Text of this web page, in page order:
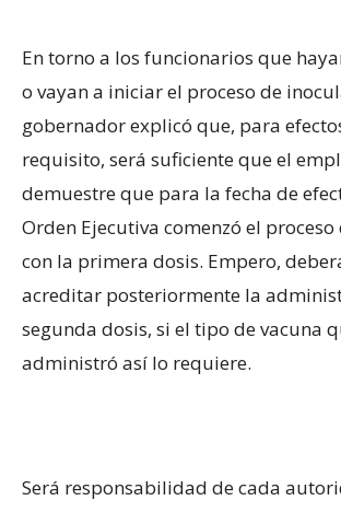
En torno a los funcionarios que
o vayan a iniciar el proceso de
gobernador explicó que, para
requisito, será suficiente que el
demuestre que para la fecha de
Orden Ejecutiva comenzó el
con la primera dosis. Empero,
acreditar posteriormente la
segunda dosis, si el tipo de vacuna
administró así lo requiere.
Será responsabilidad de cada